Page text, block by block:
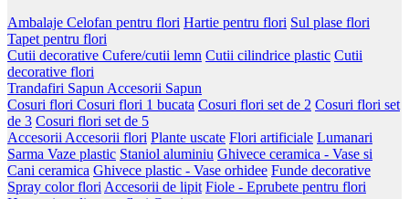
Ambalaje Celofan pentru flori Hartie pentru flori Sul plase flori
Tapet pentru flori
Cutii decorative Cufere/cutii lemn Cutii cilindrice plastic Cutii
decorative flori
Trandafiri Sapun Accesorii Sapun
Cosuri flori Cosuri flori 1 bucata Cosuri flori set de 2 Cosuri flori set
de 3 Cosuri flori set de 5
Accesorii Accesorii flori Plante uscate Flori artificiale Lumanari
Sarma Vaze plastic Staniol aluminiu Ghivece ceramica - Vase si
Cani ceramica Ghivece plastic - Vase orhidee Funde decorative
Spray color flori Accesorii de lipit Fiole - Eprubete pentru flori